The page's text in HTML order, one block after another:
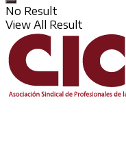
No Result
View All Result